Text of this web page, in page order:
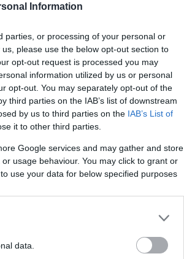
Information
parties, or processing of your personal or
please use the below opt-out section to
opt-out request is processed you may
information utilized by us or personal
opt-out. You may separately opt-out of the
third parties on the IAB’s list of downstream
by us to third parties on the IAB’s List of
it to other third parties.
Google services and may gather and store
usage behaviour. You may click to grant or
use your data for below specified purposes
data.
valóságot, viccnek szántuk!